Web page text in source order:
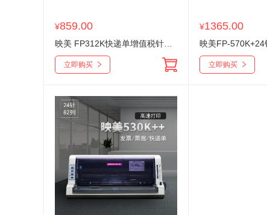
¥859.00
立即购买
¥1365.00
立即购买